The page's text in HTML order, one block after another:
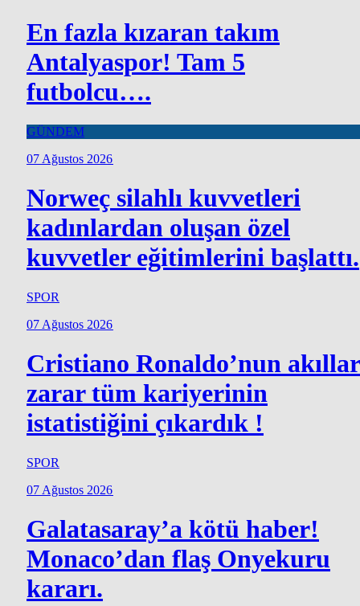
En fazla kızaran takım
Antalyaspor! Tam 5
futbolcu….
GÜNDEM
07 Ağustos 2026
Norweç silahlı kuvvetleri
kadınlardan oluşan özel
kuvvetler eğitimlerini başlattı.
SPOR
07 Ağustos 2026
Cristiano Ronaldo’nun
zarar tüm kariyerinin
istatistiğini çıkardık !
SPOR
07 Ağustos 2026
Galatasaray’a kötü haber!
Monaco’dan flaş Onyekuru
kararı.